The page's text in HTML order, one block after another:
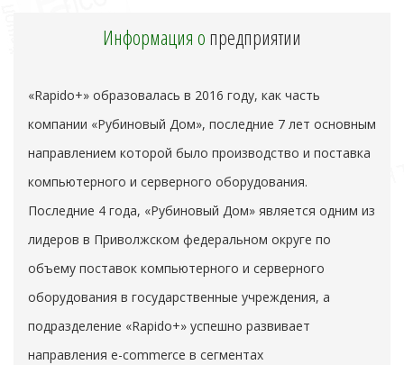
Информация опредприятии
«Rapido+» образовалась в 2016 году, как часть
компании «Рубиновый Дом», последние 7 лет основным
направлением которой было производство и поставка
компьютерного и серверного оборудования.
Последние 4 года, «Рубиновый Дом» является одним из
лидеров в Приволжском федеральном округе по
объему поставок компьютерного и серверного
оборудования в государственные учреждения, а
подразделение «Rapido+» успешно развивает
направления e-commerce в сегментах